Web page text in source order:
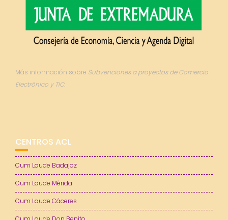
Más información sobre Subvenciones a proyectos de Comercio
Electrónico y TIC.
CENTROS ACL
Cum Laude Badajoz
Cum Laude Mérida
Cum Laude Cáceres